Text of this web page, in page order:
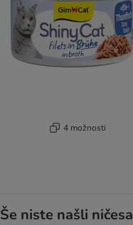
4 možnosti
Še niste našli